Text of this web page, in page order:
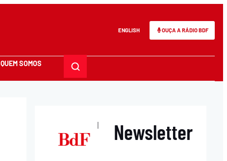
ENGLISH OUÇA A RÁDIO BDF
QUEM SOMOS
| Newsletter